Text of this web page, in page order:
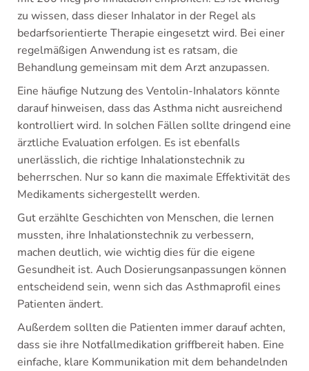
zu wissen, dass dieser Inhalator in der Regel als
bedarfsorientierte Therapie eingesetzt wird. Bei einer
regelmäßigen Anwendung ist es ratsam, die
Behandlung gemeinsam mit dem Arzt anzupassen.
Eine häufige Nutzung des Ventolin-Inhalators könnte
darauf hinweisen, dass das Asthma nicht ausreichend
kontrolliert wird. In solchen Fällen sollte dringend eine
ärztliche Evaluation erfolgen. Es ist ebenfalls
unerlässlich, die richtige Inhalationstechnik zu
beherrschen. Nur so kann die maximale Effektivität des
Medikaments sichergestellt werden.
Gut erzählte Geschichten von Menschen, die lernen
mussten, ihre Inhalationstechnik zu verbessern,
machen deutlich, wie wichtig dies für die eigene
Gesundheit ist. Auch Dosierungsanpassungen können
entscheidend sein, wenn sich das Asthmaprofil eines
Patienten ändert.
Außerdem sollten die Patienten immer darauf achten,
dass sie ihre Notfallmedikation griffbereit haben. Eine
einfache, klare Kommunikation mit dem behandelnden